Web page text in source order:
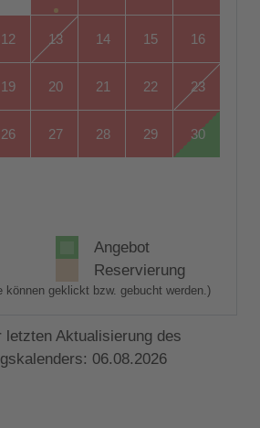
12 13 14 15 16
19 20 21 22 23
26 27 28 29 30
Angebot
Reservierung
können geklickt bzw. gebucht werden.)
letzten Aktualisierung des
06.08.2026